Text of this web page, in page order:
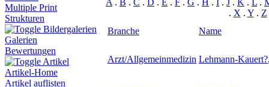
Multiple Print
Strukturen
Bildergalerien
Galerien
Bewertungen
Artikel
Artikel-Home
Artikel auflisten
. X . Y. Z
Branche
Name
Arzt/Allgemeinmedizin Lehmann-Kauert?